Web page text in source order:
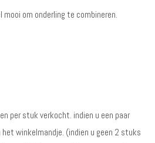
mooi om onderling te combineren.
per stuk verkocht. indien u een paar
winkelmandje. (indien u geen 2 stuks